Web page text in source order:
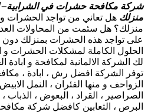
مكافحة حشرات في الشرابية–
هل تعاني من تواجد الحشرات و
هل سئمت من المحاولات
تواجد هذه الحشرات بمنزلك دون
الكاملة لمشكلات الحشرات و
الشركة الالمانية لمكافحة و ابادة
الشركة افضل رش ، ابادة ،
و منها الفئران ، النمل الابيض
، القراد ، البعوض ، الذباب ،
، الثعابين كافضل شركة